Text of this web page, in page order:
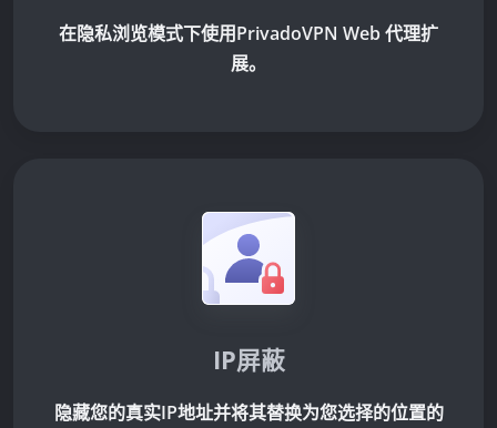
在隐私浏览模式下使用PrivadoVPN Web 代理扩
展。
IP屏蔽
隐藏您的真实IP地址并将其替换为您选择的位置的